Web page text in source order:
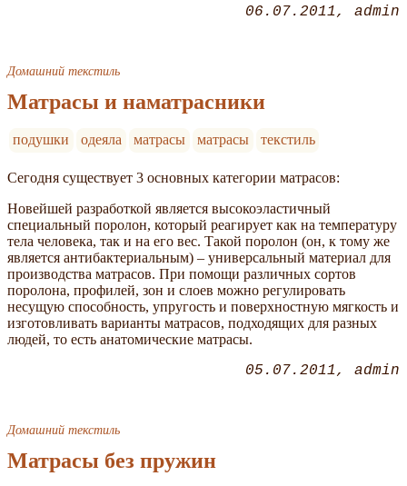
06.07.2011 admin
Домашний текстиль
Матрасы и наматрасники
подушки одеяла матрасы матрасы текстиль
Сегодня существует 3 основных категории матрасов:
Новейшей разработкой является высокоэластичный
специальный поролон, который реагирует как на температуру
тела человека, так и на его вес. Такой поролон (он, к тому же
является антибактериальным) – универсальный материал для
производства матрасов. При помощи различных сортов
поролона, профилей, зон и слоев можно регулировать
несущую способность, упругость и поверхностную мягкость и
изготовливать варианты матрасов, подходящих для разных
людей, то есть анатомические матрасы.
05.07.2011 admin
Домашний текстиль
Матрасы без пружин